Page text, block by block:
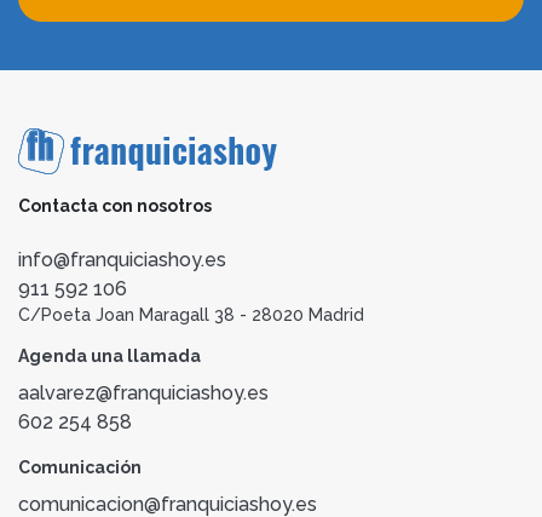
Contacta con nosotros
info@franquiciashoy.es
911 592 106
C/Poeta Joan Maragall 38 - 28020 Madrid
Agenda una llamada
aalvarez@franquiciashoy.es
602 254 858
Comunicación
comunicacion@franquiciashoy.es